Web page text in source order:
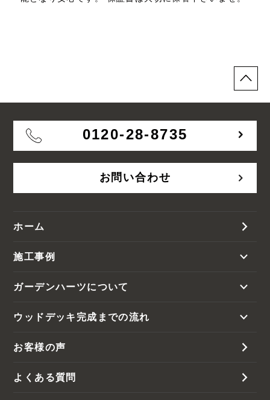
0120-28-8735
お問い合わせ
ホーム
施工事例
ガーデンハーツについて
ウッドデッキ完成までの流れ
お客様の声
よくある質問